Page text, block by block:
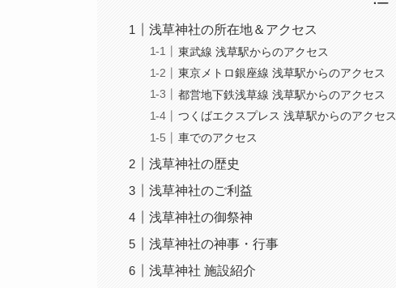
浅草神社の所在地＆アクセス
東武線 浅草駅からのアクセス
東京メトロ銀座線 浅草駅からのアクセス
都営地下鉄浅草線 浅草駅からのアクセス
つくばエクスプレス 浅草駅からのアクセス
車でのアクセス
浅草神社の歴史
浅草神社のご利益
浅草神社の御祭神
浅草神社の神事・行事
浅草神社 施設紹介